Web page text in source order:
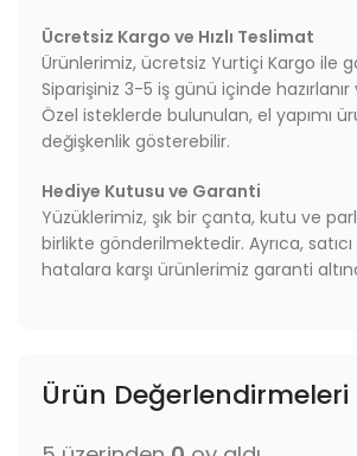
Ücretsiz Kargo ve Hızlı Teslimat
Ürünlerimiz, ücretsiz Yurtiçi Kargo ile
Siparişiniz 3-5 iş günü içinde hazırlanır
Özel isteklerde bulunulan, el yapımı
değişkenlik gösterebilir.
Hediye Kutusu ve Garanti
Yüzüklerimiz, şık bir çanta, kutu ve
birlikte gönderilmektedir. Ayrıca, satıcı
hatalara karşı ürünlerimiz garanti
Ürün Değerlendirmeleri